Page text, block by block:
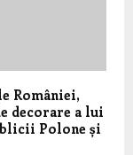
României,
decorare a lui
Polone și